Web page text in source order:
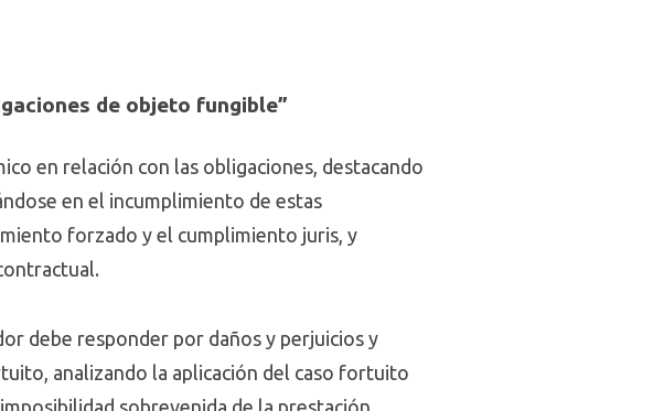
de objeto fungible”
en relación con las obligaciones, destacando
en el incumplimiento de estas
forzado y el cumplimiento juris, y
debe responder por daños y perjuicios y
analizando la aplicación del caso fortuito
sobrevenida de la prestación.